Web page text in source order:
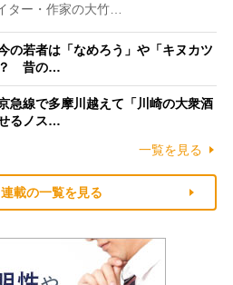
ー・作家の大竹…
の若者は「なめろう」や「キヌカツ
？ 昔の…
急線で多摩川越えて「川崎の大衆酒
るノス…
一覧を見る
載の一覧を見る